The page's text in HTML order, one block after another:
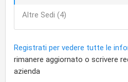
Altre Sedi (4)
Registrati per vedere tutte le
rimanere aggiornato o scrivere
azienda